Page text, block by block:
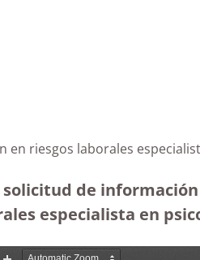
en riesgos laborales
de
especialista en